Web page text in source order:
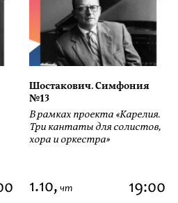
Шостакович. Симфония
№13
В рамках проекта «Карелия.
Три кантаты для солистов,
хора и оркестра»
1.10, чт 19:00